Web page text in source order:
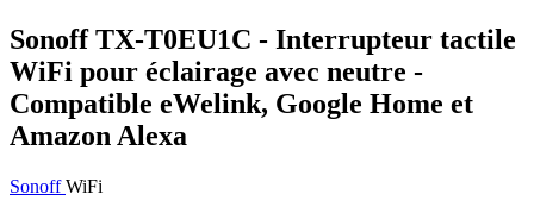
Sonoff TX-T0EU1C - Interrupteur tactile
WiFi pour éclairage avec neutre -
Compatible eWelink, Google Home et
Amazon Alexa
SonoffWiFi